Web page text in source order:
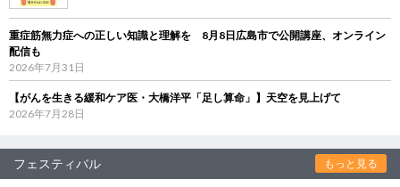
重症筋無力症への正しい知識と理解を 8月8日広島市で公開講座、オンライン
配信も
2026年7月31日
【がんを生きる緩和ケア医・大橋洋平「足し算命」】天空を見上げて
2026年7月28日
フェスティバル もっと見る